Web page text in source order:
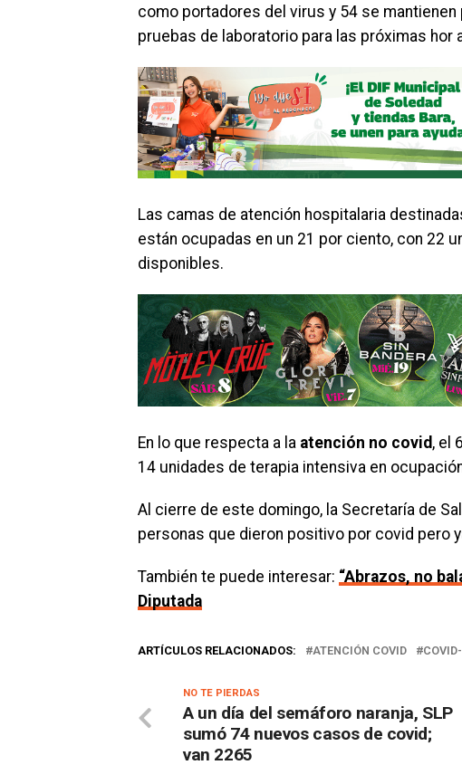
como portadores del virus y 54 se
pruebas de laboratorio para las próximas hor
Las camas de atención hospitalaria
están ocupadas en un 21 por ciento, con 22
disponibles.
En lo que respecta a la atención no covid , el
14 unidades de terapia intensiva en
Al cierre de este domingo, la Secretaría de
personas que dieron positivo por covid pero
También te puede interesar: “Abrazos, no
Diputada
ARTÍCULOS RELACIONADOS: ATENCIÓN COVID
NO TE PIERDAS
A un día del semáforo naranja, SLP
sumó 74 nuevos casos de covid;
van 2265